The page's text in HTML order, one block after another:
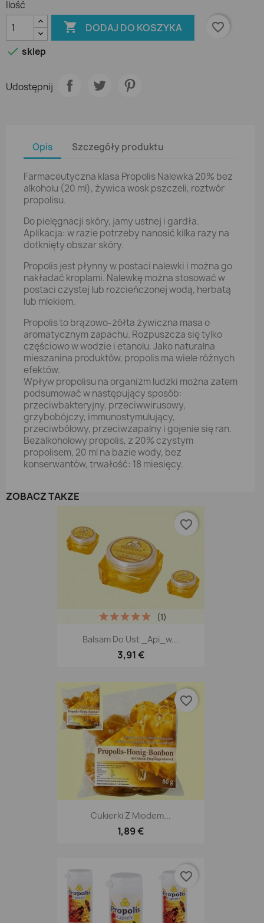
Ilość
 DODAJ DO KOSZYKA
favorite_border
 sklep
Udostępnij
Opis Szczegóły produktu
Farmaceutyczna klasa Propolis Nalewka 20% bez
alkoholu (20 ml), żywica wosk pszczeli, roztwór
propolisu.
Do pielęgnacji skóry, jamy ustnej i gardła.
Aplikacja: w razie potrzeby nanosić kilka razy na
dotknięty obszar skóry.
Propolis jest płynny w postaci nalewki i można go
nakładać kroplami. Nalewkę można stosować w
postaci czystej lub rozcieńczonej wodą, herbatą
lub mlekiem.
Propolis to brązowo-żółta żywiczna masa o
aromatycznym zapachu. Rozpuszcza się tylko
częściowo w wodzie i etanolu. Jako naturalna
mieszanina produktów, propolis ma wiele różnych
efektów.
Wpływ propolisu na organizm ludzki można zatem
podsumować w następujący sposób:
przeciwbakteryjny, przeciwwirusowy,
grzybobójczy, immunostymulujący,
przeciwbólowy, przeciwzapalny i gojenie się ran.
Bezalkoholowy propolis, z 20% czystym
propolisem, 20 ml na bazie wody, bez
konserwantów, trwałość: 18 miesięcy.
ZOBACZ TAKŻE
Balsam Do Ust _Api_w...
3,91 €
(1)
favorite_border
Cukierki Z Miodem...
1,89 €
favorite_border
favorite_border